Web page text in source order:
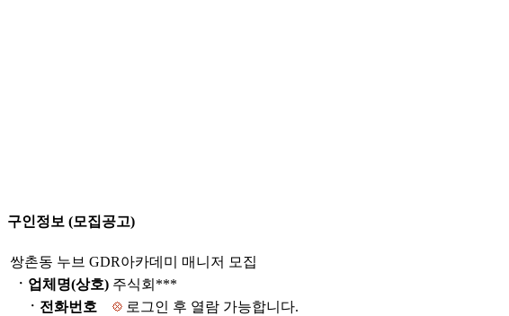
구인정보 (모집공고)
쌍촌동 누브 GDR아카데미 매니저 모집
ㆍ업체명(상호) 주식회***
ㆍ전화번호
로그인 후 열람 가능합니다.